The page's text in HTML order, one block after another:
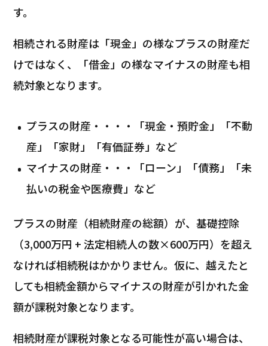
す。
相続される財産は「現金」の様なプラスの財産だ
けではなく、「借金」の様なマイナスの財産も相
続対象となります。
プラスの財産・・・・「現金・預貯金」「不動
産」「家財」「有価証券」など
マイナスの財産・・・「ローン」「債務」「未
払いの税金や医療費」など
プラスの財産（相続財産の総額）が、基礎控除
（3,000万円 + 法定相続人の数×600万円）を超え
なければ相続税はかかりません。仮に、越えたと
しても相続金額からマイナスの財産が引かれた金
額が課税対象となります。
相続財産が課税対象となる可能性が高い場合は、